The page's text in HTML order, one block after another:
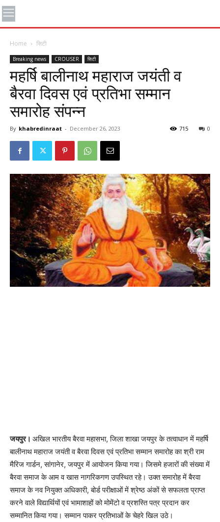
Home सिटी
Breaking news CROUSER सिटी
महर्षि बालीनाथ महाराज जयंती व
बैरवा दिवस एवं प्रतिभा सम्मान
समारोह संपन्न
By khabredinraat - December 26, 2023 0
715
जयपुर। अखिल भारतीय बैरवा महासभा, जिला शाखा जयपुर के तत्वाधान में महर्षि
बालीनाथ महाराज जयंती व बैरवा दिवस एवं प्रतिभा सम्मान समारोह का श्री राम
मैरिज गार्डन, सांगानेर, जयपुर में आयोजन किया गया। जिसमे हजारों की संख्या में
बैरवा समाज के आम व खास नागरिकगण उपस्थित रहे। उक्त समारोह में बैरवा
समाज के नव नियुक्त अधिकारी, बोर्ड परीक्षाओं में श्रेष्ठ अंकों से सफलता प्राप्त
करने वाले विद्यार्थियों एवं भामाशाहों को मोमेंटो व प्रशस्ति पत्र प्रदान कर
सम्मानित किया गया। सम्मान पाकर प्रतिभाओं के चेहरे खिल उठे।